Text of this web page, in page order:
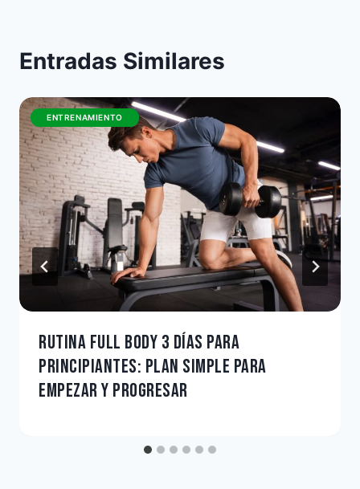
Entradas Similares
ENTRENAMIENTO
RUTINA FULL BODY 3 DÍAS PARA
PRINCIPIANTES: PLAN SIMPLE PARA
EMPEZAR Y PROGRESAR